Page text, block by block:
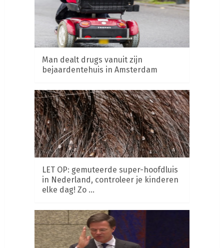
Man dealt drugs vanuit zijn
bejaardentehuis in Amsterdam
LET OP: gemuteerde super-hoofdluis
in Nederland, controleer je kinderen
elke dag! Zo …